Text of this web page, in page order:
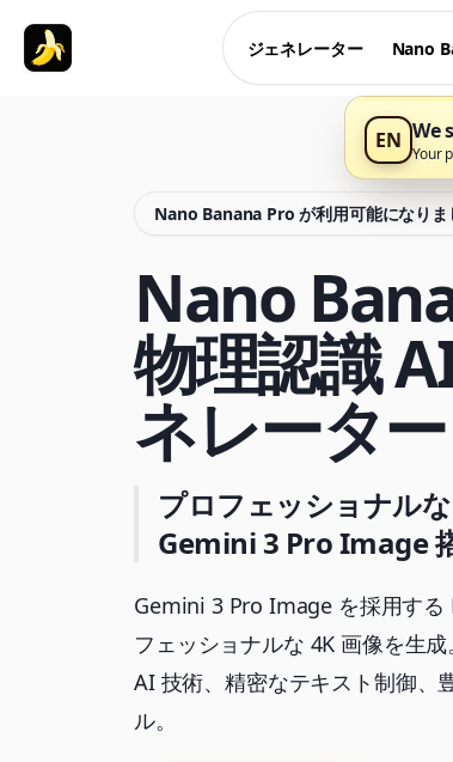
ジェネレーター Nano
EN We
Your
Nano Banana Pro が利用可能になりま
Nano
物理認識
ネレーター
プロフェッショナル
Gemini 3 Pro Image
Gemini 3 Pro Image を採用す
フェッショナルな 4K 画像を生
AI 技術、精密なテキスト制御、
ル。